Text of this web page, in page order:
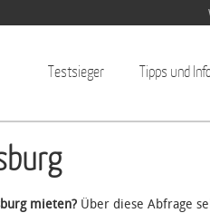
Testsieger Tipps und
mieten? Über diese Abfrage